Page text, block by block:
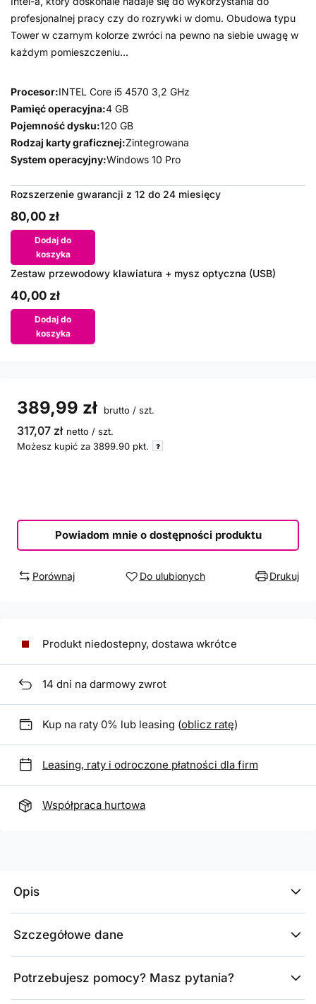
profesjonalnej pracy czy do rozrywki w domu. Obudowa typu
Tower w czarnym kolorze zwróci na pewno na siebie uwagę w
każdym pomieszczeniu...
Procesor:INTEL Core i5 4570 3,2 GHz
Pamięć operacyjna:4 GB
Pojemność dysku:120 GB
Rodzaj karty graficznej:Zintegrowana
System operacyjny:Windows 10 Pro
Rozszerzenie gwarancji z 12 do 24 miesięcy
80,00 zł
Dodaj do
koszyka
Zestaw przewodowy klawiatura + mysz optyczna (USB)
40,00 zł
Dodaj do
koszyka
389,99 zł brutto / szt.
317,07 zł netto / szt.
Możesz kupić za 3899.90 pkt.
Powiadom mnie o dostępności produktu
Porównaj Do ulubionych Drukuj
Produkt niedostepny, dostawa wkrótce
14 dni na darmowy zwrot
Kup na raty 0% lub leasing (oblicz ratę)
Leasing, raty i odroczone płatności dla firm
Współpraca hurtowa
Opis
Szczegółowe dane
Potrzebujesz pomocy? Masz pytania?